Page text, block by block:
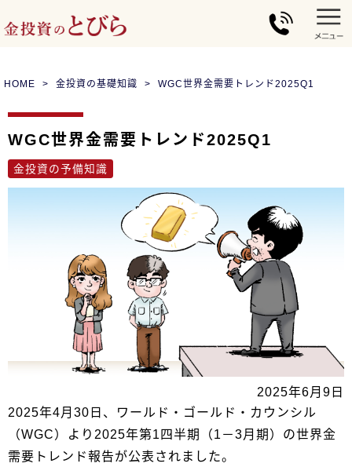
HOME 金投資の基礎知識 WGC世界金需要トレンド2025Q1
WGC世界金需要トレンド2025Q1
金投資の予備知識
2025年6月9日
2025年4月30日、ワールド・ゴールド・カウンシル
（WGC）より2025年第1四半期（1－3月期）の世界金
需要トレンド報告が公表されました。